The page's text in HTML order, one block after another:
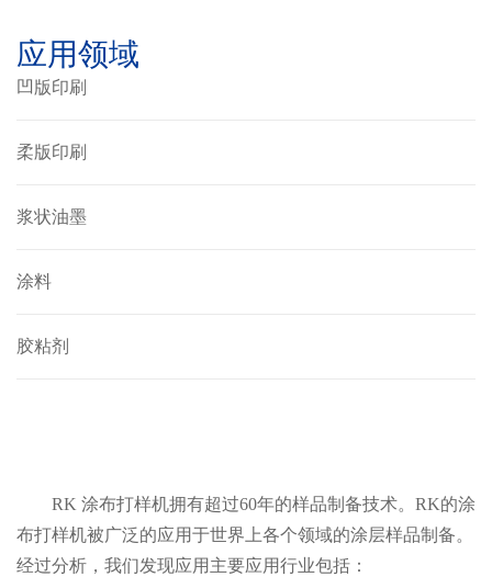
应用领域
凹版印刷
柔版印刷
浆状油墨
涂料
胶粘剂
RK 涂布打样机拥有超过60年的样品制备技术。RK的涂
布打样机被广泛的应用于世界上各个领域的涂层样品制备。
经过分析，我们发现应用主要应用行业包括：